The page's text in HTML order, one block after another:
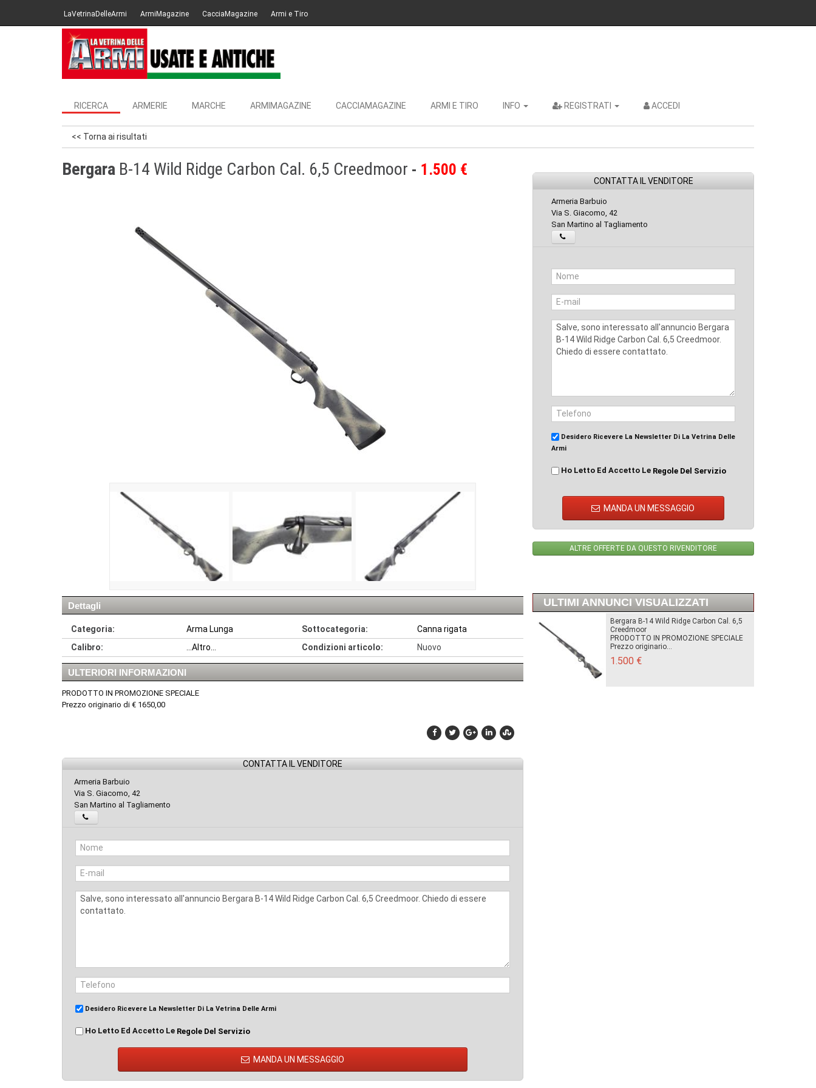
LaVetrinaDelleArmi ArmiMagazine CacciaMagazine Armi e Tiro
RICERCA ARMERIE MARCHE ARMIMAGAZINE CACCIAMAGAZINE ARMI E TIRO INFO REGISTRATI ACCEDI
<< Torna ai risultati
Bergara B-14 Wild Ridge Carbon Cal. 6,5 Creedmoor 1.500 €
Dettagli
Categoria: Arma Lunga Sottocategoria:
Canna rigata
Calibro:
...Altro... Condizioni articolo: Nuovo
ULTERIORI INFORMAZIONI
PRODOTTO IN PROMOZIONE SPECIALE
Prezzo originario di € 1650,00
CONTATTA IL VENDITORE
Armeria Barbuio
Via S. Giacomo, 42
San Martino al Tagliamento
Desidero Ricevere La Newsletter Di La Vetrina Delle Armi
Ho Letto Ed Accetto Le Regole Del Servizio
MANDA UN MESSAGGIO
CONTATTA IL VENDITORE
Armeria Barbuio
Via S. Giacomo, 42
San Martino al Tagliamento
Desidero Ricevere La Newsletter Di La Vetrina Delle
Armi
Ho Letto Ed Accetto Le Regole Del Servizio
MANDA UN MESSAGGIO
ALTRE OFFERTE DA QUESTO RIVENDITORE
ULTIMI ANNUNCI VISUALIZZATI
Bergara B-14 Wild Ridge Carbon Cal. 6,5
Creedmoor
PRODOTTO IN PROMOZIONE SPECIALE
Prezzo originario...
1.500 €